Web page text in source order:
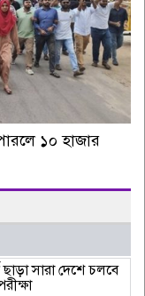
১০ হাজার
ছাড়া সারা দেশে চলবে